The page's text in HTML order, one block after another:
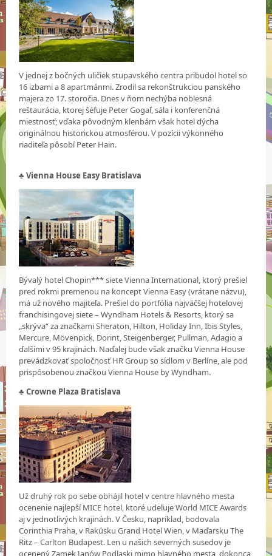
V jednej z bočných uličiek stupavského centra pribudol hotel so
16 izbami a 8 apartmánmi. Zrodil sa rekonštrukciou panského
majera zo 17. storočia. Dnes v ňom nechýba noblesná
reštaurácia, ktorej šéfuje Peter Gogaľ, sála i konferenčná
miestnosť; vďaka pôvodným klenbám však hotel dýcha
originálnou historickou atmosférou. V pozícii výkonného
riaditeľa pôsobí Peter Hain.
♣ Vienna House Easy Bratislava
Bývalý hotel Chopin*** siete Vienna International, ktorý prešiel
pred rokmi premenou na koncept Vienna Easy (vrátane názvu),
má už nového majiteľa. Prešiel do portfólia najväčšej hotelovej
franchisingovej siete – Wyndham Hotels & Resorts, ktorý sa
„skrýva“ za značkami Sheraton, Hilton, Holiday Inn, Ibis Styles,
Mercure, Mövenpick, Dorint, Steigenberger, Pullman, Adagio a
ďalšími v 95 krajinách. Naďalej bude však značku Vienna House
prevádzkovať spoločnosť HR Group so sídlom v Berlíne, ale pod
prispôsobenou značkou Vienna House by Wyndham.
♣ Crowne Plaza Bratislava
Už druhý rok po sebe obhájil hotel v centre hlavného mesta
ocenenie najlepší MICE hotel, ktoré udeľuje World MICE Awards
aj v jednotlivých krajinách. V Česku, napríklad, bodovala
Corinthia Praha, v Rakúsku Grand Hotel Wien, v Maďarsku The
Ritz – Carlton Budapest. Len u našich severných susedov je
ocenený Zamek Janów Podlaski mimo hlavného mesta, dokonca